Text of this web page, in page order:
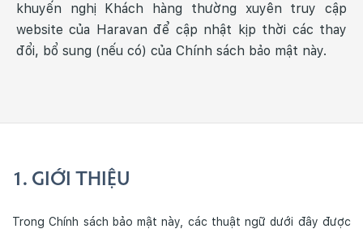
khuyến nghị Khách hàng thường xuyên truy cập
website của Haravan để cập nhật kịp thời các thay
đổi, bổ sung (nếu có) của Chính sách bảo mật này.
1. GIỚI THIỆU
Trong Chính sách bảo mật này, các thuật ngữ dưới đây được